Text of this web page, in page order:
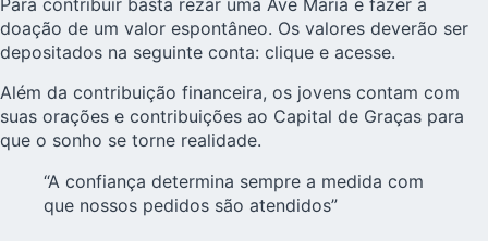
Para contribuir basta rezar uma Ave Maria e fazer a
doação de um valor espontâneo. Os valores deverão ser
depositados na seguinte conta: clique e acesse.
Além da contribuição financeira, os jovens contam com
suas orações e contribuições ao Capital de Graças para
que o sonho se torne realidade.
“A confiança determina sempre a medida com
que nossos pedidos são atendidos”